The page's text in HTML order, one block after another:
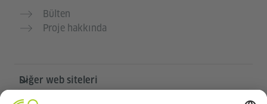
Bülten
Proje hakkında
Diğer web siteleri